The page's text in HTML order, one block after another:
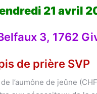
21 avril
3, 1762
de prière SVP
l’aumône de jeûne